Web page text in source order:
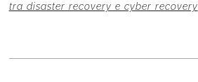
tra disaster recovery e cyber recovery